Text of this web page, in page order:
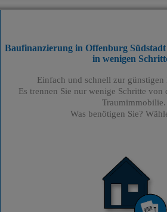
Baufinanzierung in Offenburg
in wenigen
Einfach und schnell zur
Es trennen Sie nur wenige Schritte
Traumimmobilie.
Was benötigen Sie?